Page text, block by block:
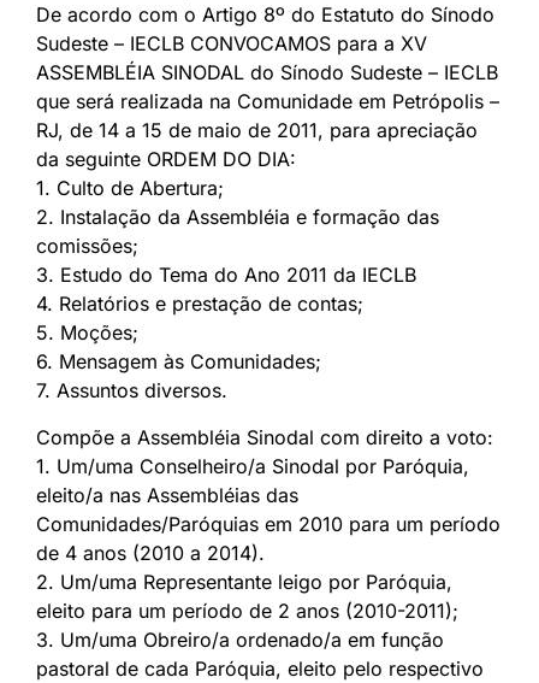
De acordo com o Artigo 8º do Estatuto do Sínodo
Sudeste – IECLB CONVOCAMOS para a XV
ASSEMBLÉIA SINODAL do Sínodo Sudeste – IECLB
que será realizada na Comunidade em Petrópolis –
RJ, de 14 a 15 de maio de 2011, para apreciação
da seguinte ORDEM DO DIA:
1. Culto de Abertura;
2. Instalação da Assembléia e formação das
comissões;
3. Estudo do Tema do Ano 2011 da IECLB
4. Relatórios e prestação de contas;
5. Moções;
6. Mensagem às Comunidades;
7. Assuntos diversos.
Compõe a Assembléia Sinodal com direito a voto:
1. Um/uma Conselheiro/a Sinodal por Paróquia,
eleito/a nas Assembléias das
Comunidades/Paróquias em 2010 para um período
de 4 anos (2010 a 2014).
2. Um/uma Representante leigo por Paróquia,
eleito para um período de 2 anos (2010-2011);
3. Um/uma Obreiro/a ordenado/a em função
pastoral de cada Paróquia, eleito pelo respectivo